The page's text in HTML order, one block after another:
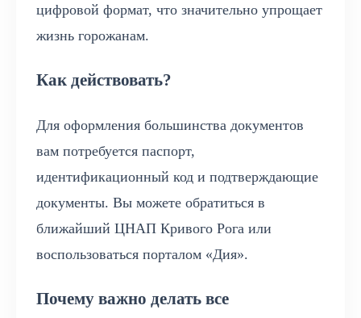
цифровой формат, что значительно упрощает
жизнь горожанам.
Как действовать?
Для оформления большинства документов
вам потребуется паспорт,
идентификационный код и подтверждающие
документы. Вы можете обратиться в
ближайший ЦНАП Кривого Рога или
воспользоваться порталом «Дия».
Почему важно делать все